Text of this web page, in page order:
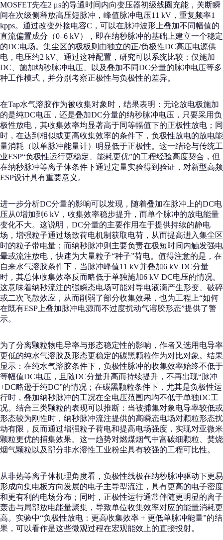
MOSFET先在2 μs的导通时间内向变压器初级线圈充能，关断瞬
间在次级侧释放高压短脉冲，峰值脉冲电压11 kV，重复频率1
kpps。通过改变外接电容C，可以在脉冲波形上叠加不同幅值的
直流偏置成分（0–6 kV），即在纳秒脉冲的基础上建立一个稳定
的DC电场。集尘区的极板则由独立的正/负极性DC高压电源供
电，电压约2 kV。通过这种配置，研究可以系统比较：仅施加
DC、施加纳秒脉冲电压、以及叠加不同DC分量的脉冲电压等多
种工作模式，并分别考察正极性与负极性的差异。
在Tap水气溶胶作为被收集对象时，结果表明：无论放电极施加
的是纯DC电压，还是叠加DC分量的纳秒脉冲电压，只要采用负
极性放电，其收集效率均显著高于同等幅值下的正极性放电；同
时，在达到相似或更高收集效率的条件下，负极性放电的放电能
量消耗（以单脉冲能量计）明显低于正极性。这一结论与传统工
业ESP“负极性运行更稳定、能耗更优”的工程经验高度契合，但
在纳秒脉冲等离子体条件下通过定量实验得到验证，对新型高频
ESP设计具有重要意义。
进一步分析DC分量的影响可以发现，随着叠加在脉冲上的DC电
压从0增加到6 kV，收集效率稳步提升，而单个脉冲的放电能量
变化不大。这说明，DC分量的主要作用在于提供持续的静电
场，增强粒子通过场致荷电机制获取电荷，从而提高进入集尘区
时的粒子带电量；而纳秒脉冲则主要负责在极短时间内触发强电
晕或流注放电，快速为大量粒子“种子”荷电。值得注意的是，在
自来水气溶胶条件下，当脉冲峰值11 kV并叠加6 kV DC分量
时，其总体收集效率反而略低于单独施加6 kV DC电压的情况。
这意味着纳秒流注的强瞬态电场可能对导电液滴产生形变、破碎
或二次飞散效应，从而削弱了部分收集效果，也为工程上“如何
在既有ESP上叠加脉冲电源而不过度扰动气溶胶形态”提供了警
示。
为了分离颗粒物电导率与形态稳定性的影响，作者又选用电导率
更低的纯水气溶胶及形态更稳定的碳黑颗粒作为对比对象。结果
显示：在纯水气溶胶条件下，负极性脉冲的收集效率始终不低于
等幅值DC电压，且随DC分量升高而持续提升，不再出现“脉冲
+DC略逊于纯DC”的情况；在碳黑颗粒条件下，尤其是负极性运
行时，叠加纳秒脉冲的工况在全电压范围内均不低于单独DC工
况。结合三类颗粒的表现可以推断：当被捕集对象电导率较低或
形态较为刚性时，纳秒脉冲流注提供的高瞬态电场对颗粒形态扰
动有限，反而通过增强粒子荷电和提高电场强度，实现对亚微米
颗粒更优的捕集效果。这一趋势对燃煤烟气中富碳细颗粒、焚烧
烟气颗粒以及部分非水溶性工业粉尘具有较强的工程可比性。
从非热等离子体机理角度看，负极性线极在纳秒脉冲驱动下更易
形成向集电板方向发展的电子主导型流注，具有更高的电子密度
和更有利的电场分布；同时，正极性运行通常伴随更明显的离子
轰击与局部放电能量聚集，导致单位收集效率对应的能量消耗更
高。实验中“负极性放电：更高收集效率 + 更低单脉冲能量”的结
果，可以看作是这些微观过程在宏观能效上的直接投射。